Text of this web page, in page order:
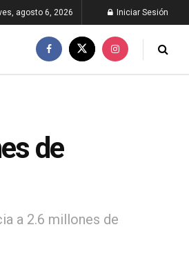
agosto 6, 2026 Iniciar Sesión
de
a 2.6 millones de